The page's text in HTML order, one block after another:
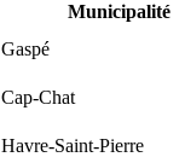
Municipalité
Gaspé
Cap-Chat
Havre-Saint-Pierre